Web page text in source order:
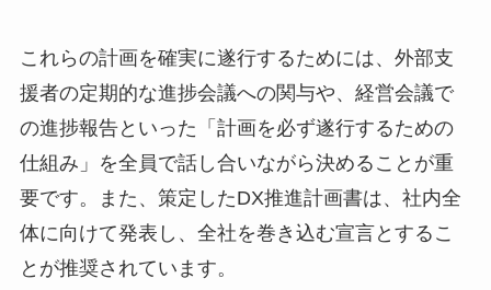
これらの計画を確実に遂行するためには、外部支
援者の定期的な進捗会議への関与や、経営会議で
の進捗報告といった「計画を必ず遂行するための
仕組み」を全員で話し合いながら決めることが重
要です。また、策定したDX推進計画書は、社内全
体に向けて発表し、全社を巻き込む宣言とするこ
とが推奨されています。